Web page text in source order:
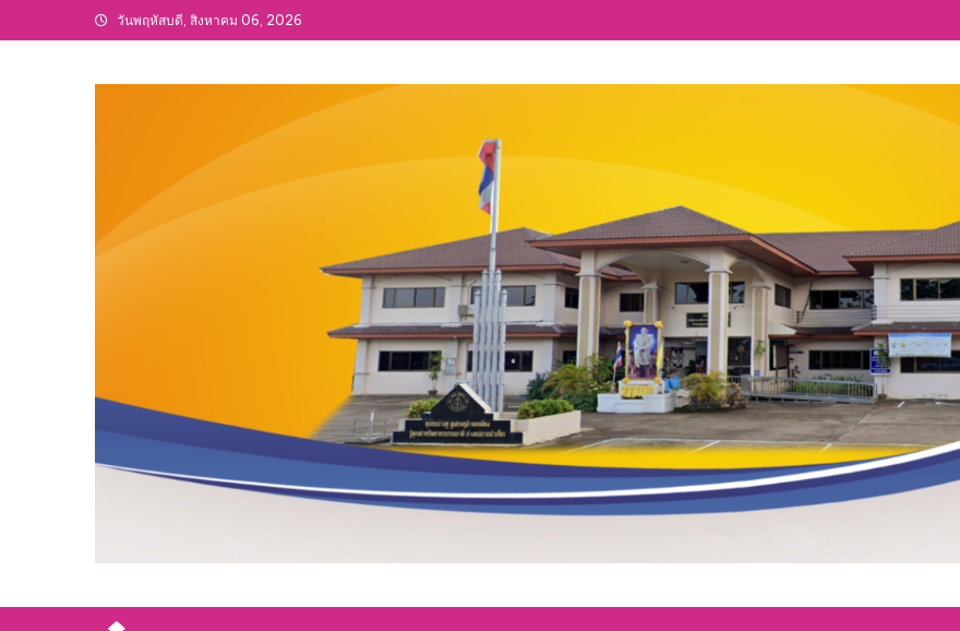
to
วันพฤหัสบดี, สิงหาคม 06, 2026